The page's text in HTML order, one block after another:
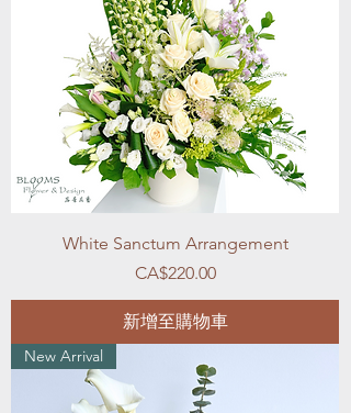
White Sanctum Arrangement
價格
CA$220.00
新增至購物車
New Arrival